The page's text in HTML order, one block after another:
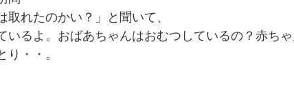
れたのかい？」と聞いて、
いるよ。おばあちゃんはおむつしているの？赤ち
・・。